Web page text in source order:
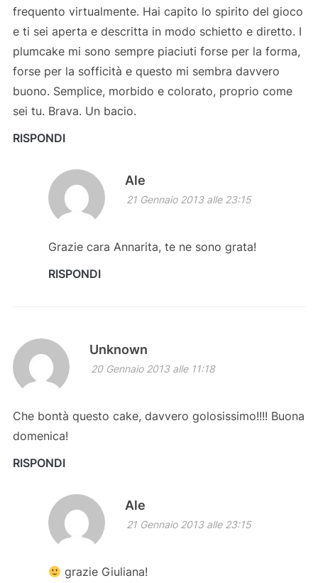
frequento virtualmente. Hai capito lo spirito del gioco
e ti sei aperta e descritta in modo schietto e diretto. I
plumcake mi sono sempre piaciuti forse per la forma,
forse per la sofficità e questo mi sembra davvero
buono. Semplice, morbido e colorato, proprio come
sei tu. Brava. Un bacio.
RISPONDI
Ale
21 Gennaio 2013 alle 23:15
Grazie cara Annarita, te ne sono grata!
RISPONDI
Unknown
20 Gennaio 2013 alle 11:18
Che bontà questo cake, davvero golosissimo!!!! Buona
domenica!
RISPONDI
Ale
21 Gennaio 2013 alle 23:15
grazie Giuliana!